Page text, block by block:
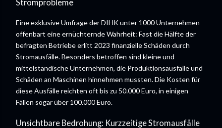
Stromprobleme
Eine exklusive Umfrage der DIHK unter 1000 Unternehmen
offenbart eine ernüchternde Wahrheit: Fast die Hälfte der
befragten Betriebe erlitt 2023 finanzielle Schäden durch
Stromausfälle. Besonders betroffen sind kleine und
mittelständische Unternehmen, die Produktionsausfälle und
Schäden an Maschinen hinnehmen mussten. Die Kosten für
diese Ausfälle reichten oft bis zu 50.000 Euro, in einigen
Fällen sogar über 100.000 Euro.
Unsichtbare Bedrohung: Kurzzeitige Stromausfälle